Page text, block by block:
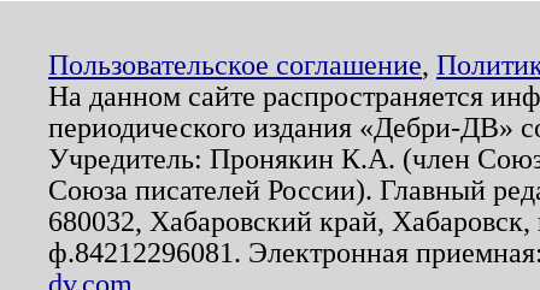
Пользовательское соглашение,
На данном сайте распространяется
периодического издания «Дебри-ДВ»
Учредитель: Пронякин К.А. (член
Союза писателей России). Главный
680032, Хабаровский край,
ф.84212296081. Электронная
dv.com